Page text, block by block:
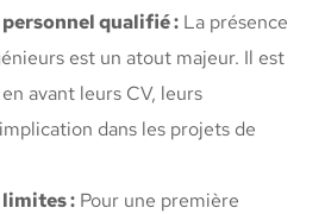
qualifié : La présence
est un atout majeur. Il est
avant leurs CV, leurs
dans les projets de
limites : Pour une première